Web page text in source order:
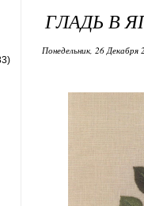
ГЛАДЬ В
Понедельник, 26 Декабря